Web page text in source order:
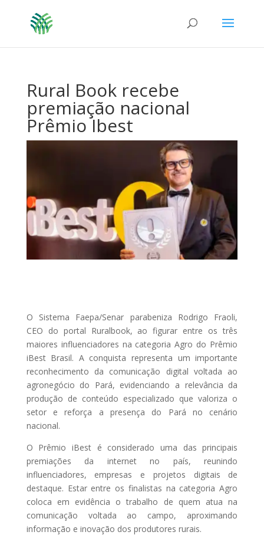
Rural Book recebe
premiação nacional
Prêmio Ibest
O Sistema Faepa/Senar parabeniza Rodrigo Fraoli,
CEO do portal Ruralbook, ao figurar entre os três
maiores influenciadores na categoria Agro do Prêmio
iBest Brasil. A conquista representa um importante
reconhecimento da comunicação digital voltada ao
agronegócio do Pará, evidenciando a relevância da
produção de conteúdo especializado que valoriza o
setor e reforça a presença do Pará no cenário
nacional.
O Prêmio iBest é considerado uma das principais
premiações da internet no país, reunindo
influenciadores, empresas e projetos digitais de
destaque. Estar entre os finalistas na categoria Agro
coloca em evidência o trabalho de quem atua na
comunicação voltada ao campo, aproximando
informação e inovação dos produtores rurais.